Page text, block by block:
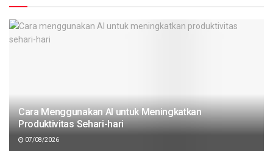
Cara Menggunakan AI untuk Meningkatkan
Produktivitas Sehari-hari
07/08/2026